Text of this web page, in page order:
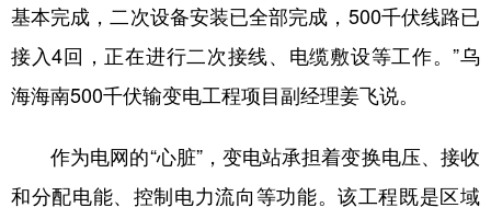
山东 河南 湖北 湖南
陕西 甘肃 青海 宁夏
基本完成，二次设备安装已全部完成，500千伏线路已
接入4回，正在进行二次接线、电缆敷设等工作。”乌
海海南500千伏输变电工程项目副经理姜飞说。
作为电网的“心脏”，变电站承担着变换电压、接收
和分配电能、控制电力流向等功能。该工程既是区域